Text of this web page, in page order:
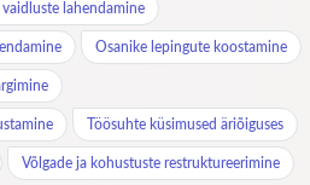
lahendamine
Osanike lepingute koostamine
Töösuhte küsimused äriõiguses
Võlgade ja kohustuste restruktureerimine